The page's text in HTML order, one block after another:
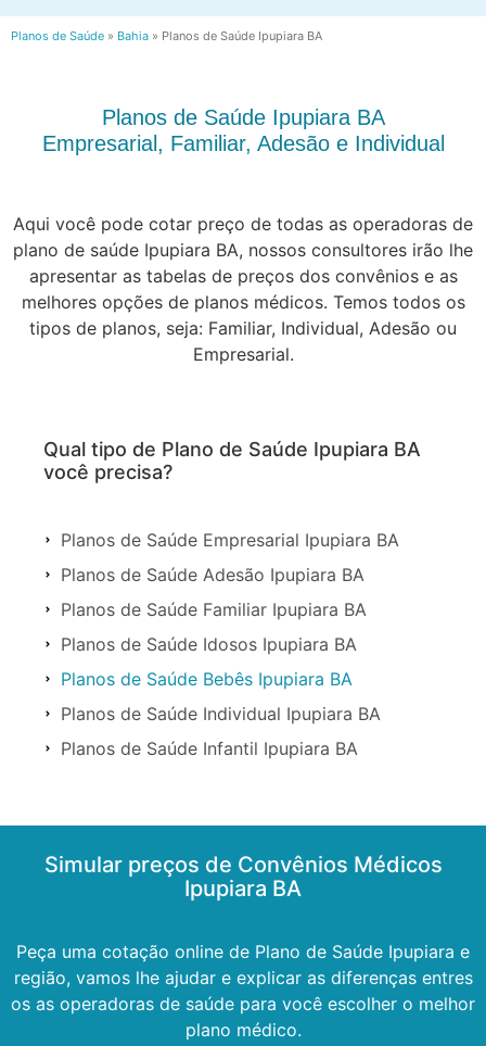
Planos de Saúde » Bahia » Planos de Saúde Ipupiara BA
Planos de Saúde Ipupiara BA
Empresarial, Familiar, Adesão e Individual
Aqui você pode cotar preço de todas as operadoras de
plano de saúde Ipupiara BA, nossos consultores irão lhe
apresentar as tabelas de preços dos convênios e as
melhores opções de planos médicos. Temos todos os
tipos de planos, seja: Familiar, Individual, Adesão ou
Empresarial.
Qual tipo de Plano de Saúde Ipupiara BA
você precisa?
Planos de Saúde Empresarial Ipupiara BA
Planos de Saúde Adesão Ipupiara BA
Planos de Saúde Familiar Ipupiara BA
Planos de Saúde Idosos Ipupiara BA
Planos de Saúde Bebês Ipupiara BA
Planos de Saúde Individual Ipupiara BA
Planos de Saúde Infantil Ipupiara BA
Simular preços de Convênios Médicos
Ipupiara BA
Peça uma cotação online de Plano de Saúde Ipupiara e
região, vamos lhe ajudar e explicar as diferenças entres
os as operadoras de saúde para você escolher o melhor
plano médico.